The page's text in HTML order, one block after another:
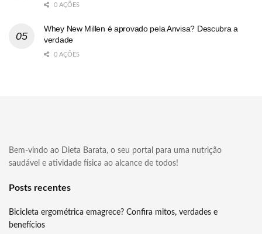
0 AÇÕES
Whey New Millen é aprovado pela Anvisa? Descubra a
verdade
0 AÇÕES
Bem-vindo ao Dieta Barata, o seu portal para uma nutrição
saudável e atividade física ao alcance de todos!
Posts recentes
Bicicleta ergométrica emagrece? Confira mitos, verdades e
benefícios